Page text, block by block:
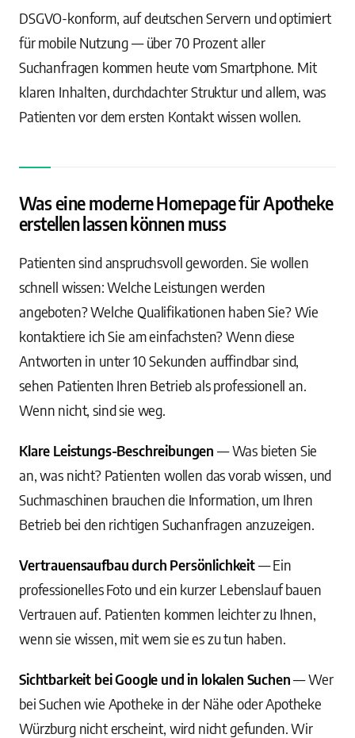
DSGVO-konform, auf deutschen Servern und optimiert
für mobile Nutzung — über 70 Prozent aller
Suchanfragen kommen heute vom Smartphone. Mit
klaren Inhalten, durchdachter Struktur und allem, was
Patienten vor dem ersten Kontakt wissen wollen.
Was eine moderne Homepage für Apotheke
erstellen lassen können muss
Patienten sind anspruchsvoll geworden. Sie wollen
schnell wissen: Welche Leistungen werden
angeboten? Welche Qualifikationen haben Sie? Wie
kontaktiere ich Sie am einfachsten? Wenn diese
Antworten in unter 10 Sekunden auffindbar sind,
sehen Patienten Ihren Betrieb als professionell an.
Wenn nicht, sind sie weg.
Klare Leistungs-Beschreibungen — Was bieten Sie
an, was nicht? Patienten wollen das vorab wissen, und
Suchmaschinen brauchen die Information, um Ihren
Betrieb bei den richtigen Suchanfragen anzuzeigen.
Vertrauensaufbau durch Persönlichkeit— Ein
professionelles Foto und ein kurzer Lebenslauf bauen
Vertrauen auf. Patienten kommen leichter zu Ihnen,
wenn sie wissen, mit wem sie es zu tun haben.
Sichtbarkeit bei Google und in lokalen Suchen— Wer
bei Suchen wie Apotheke in der Nähe oder Apotheke
Würzburg nicht erscheint, wird nicht gefunden. Wir